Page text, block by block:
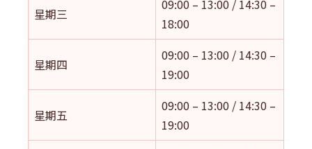
星期三
09:00 – 13:00 / 14:30 –
18:00
星期四
09:00 – 13:00 / 14:30 –
19:00
星期五
09:00 – 13:00 / 14:30 –
19:00